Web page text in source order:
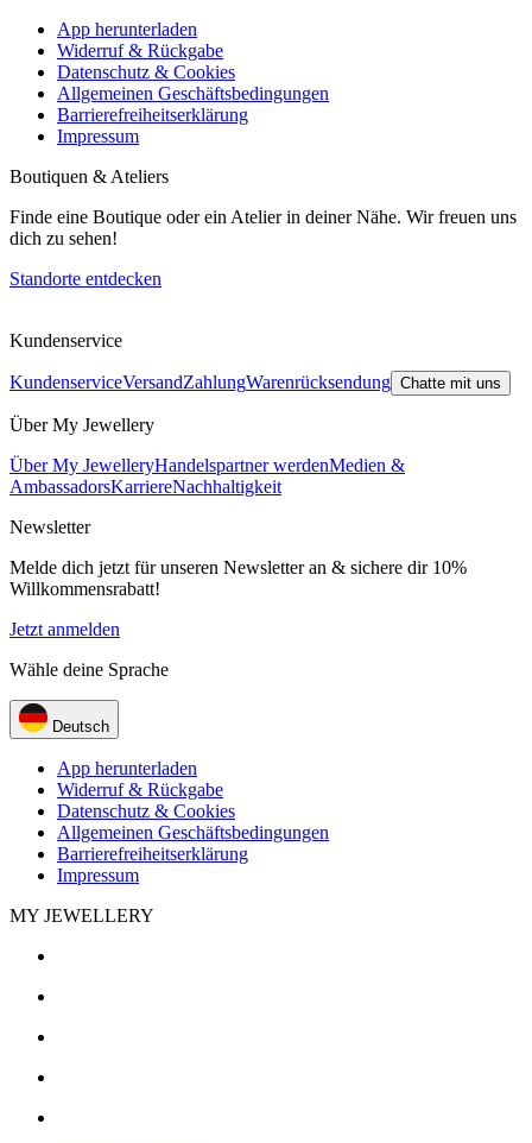
App herunterladen
Widerruf & Rückgabe
Datenschutz & Cookies
Allgemeinen Geschäftsbedingungen
Barrierefreiheitserklärung
Impressum
Boutiquen & Ateliers
Finde eine Boutique oder ein Atelier in deiner Nähe. Wir freuen uns
dich zu sehen!
Standorte entdecken
Kundenservice
KundenserviceVersandZahlungWarenrücksendung Chatte mit uns
Über My Jewellery
Über My JewelleryHandelspartner werdenMedien &
AmbassadorsKarriereNachhaltigkeit
Newsletter
Melde dich jetzt für unseren Newsletter an & sichere dir 10%
Willkommensrabatt!
Jetzt anmelden
Wähle deine Sprache
Deutsch
App herunterladen
Widerruf & Rückgabe
Datenschutz & Cookies
Allgemeinen Geschäftsbedingungen
Barrierefreiheitserklärung
Impressum
MY JEWELLERY